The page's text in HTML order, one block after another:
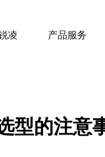
凌 产品服务
型的注意